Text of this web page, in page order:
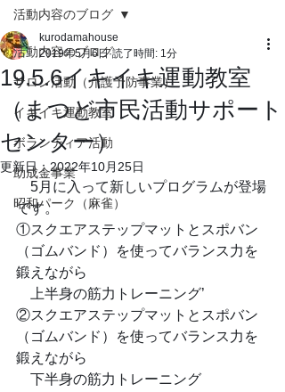
活動内容のブログ
サロン活動（介護予防事業）
イキイキ運動教室
ボランティア活動
助成金事業
昭和パーク（麻雀）
活動内容のブログ
19.5.6イキイキ運動教室
（まつど市民活動サポート
センター）
kurodamahouse
2019年5月6日 読了時間: 1分
更新日： 2022年10月25日
5月に入って新しいプログラムが登場
です。
①スクエアステップマットとスポバン
（ゴムバンド）を使ってバランス力を
鍛えながら
上半身の筋力トレーニング’
②スクエアステップマットとスポバン
（ゴムバンド）を使ってバランス力を
鍛えながら
下半身の筋力トレーニング